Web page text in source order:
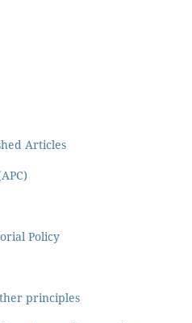
Articles
Policy
principles